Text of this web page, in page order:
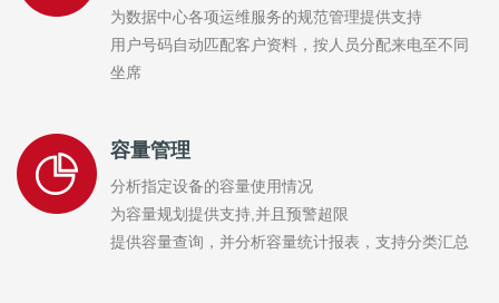
为数据中心各项运维服务的规范管理提供支持
用户号码自动匹配客户资料，按人员分配来电至不同
坐席
容量管理
分析指定设备的容量使用情况
为容量规划提供支持,并且预警超限
提供容量查询，并分析容量统计报表，支持分类汇总